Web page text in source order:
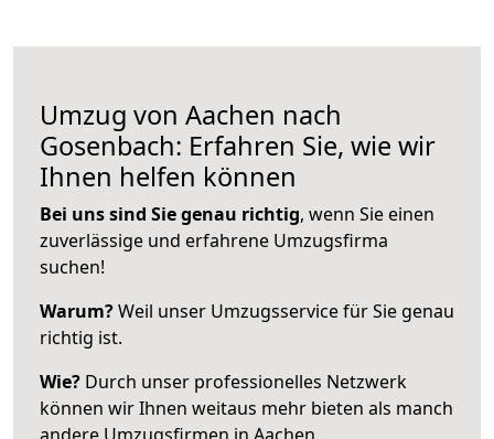
Umzug von Aachen nach
Gosenbach: Erfahren Sie, wie wir
Ihnen helfen können
Bei uns sind Sie genau richtig, wenn Sie einen
zuverlässige und erfahrene Umzugsfirma
suchen!
Warum?Weil unser Umzugsservice für Sie genau
richtig ist.
Wie? Durch unser professionelles Netzwerk
können wir Ihnen weitaus mehr bieten als manch